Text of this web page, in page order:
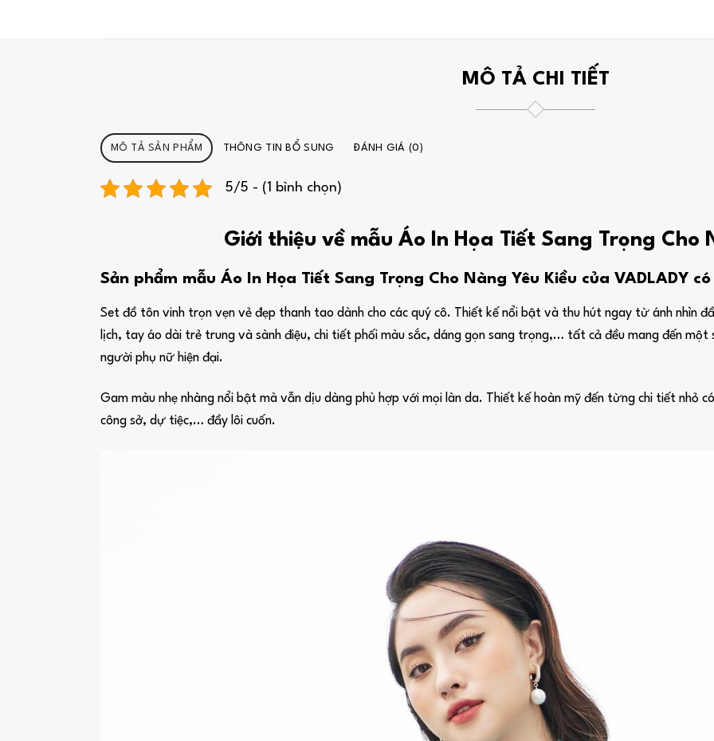
MÔ TẢ CHI TIẾT
MÔ TẢ SẢN PHẨM THÔNG TIN BỔ SUNG ĐÁNH GIÁ (0)
5/5 - (1 bình chọn)
Giới thiệu về mẫu Áo In Họa Tiết Sang Trọng Cho
Sản phẩm mẫu Áo In Họa Tiết Sang Trọng Cho Nàng Yêu Kiều của VADLADY
Set đồ tôn vinh trọn vẹn vẻ đẹp thanh tao dành cho các quý cô. Thiết kế nổi bật và thu hút ngay từ ánh nhìn
lịch, tay áo dài trẻ trung và sành điệu, chi tiết phối màu sắc, dáng gọn sang trọng,… tất cả đều mang đến một
người phụ nữ hiện đại.
Gam màu nhẹ nhàng nổi bật mà vẫn dịu dàng phù hợp với mọi làn da. Thiết kế hoàn mỹ đến từng chi tiết nhỏ
công sở, dự tiệc,… đầy lôi cuốn.